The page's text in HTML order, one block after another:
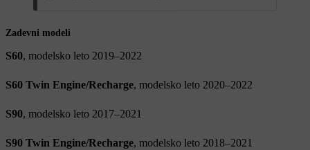
Zadevni modeli
S60, modelsko leto 2019–2022
S60 Twin Engine/Recharge, modelsko leto 2020–2022
S90, modelsko leto 2017–2021
S90 Twin Engine/Recharge, modelsko leto 2018–2021